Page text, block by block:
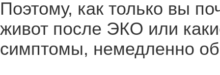
Поэтому, как только вы
живот после ЭКО или
симптомы, немедленно